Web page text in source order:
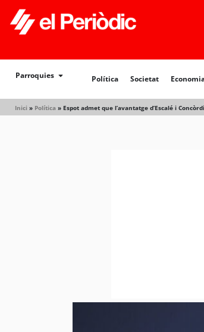
Parroquies Política Societat
Inici » Política » Espot admet que l’avantatge d’Escalé i